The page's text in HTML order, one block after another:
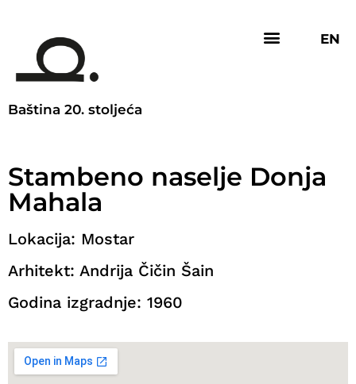
Baština 20. stoljeća
EN
Stambeno naselje Donja
Mahala
Lokacija: Mostar
Arhitekt: Andrija Čičin Šain
Godina izgradnje: 1960